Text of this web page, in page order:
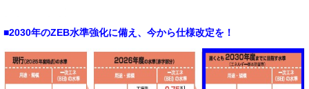
■2030年のZEB水準強化に備え、今から仕様改定を！